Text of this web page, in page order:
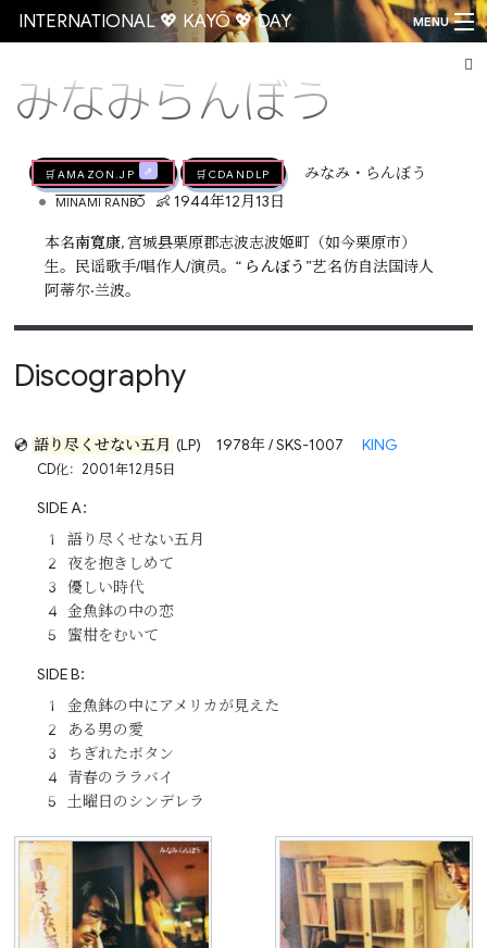
INTERNATIONAL 💖 KAYŌ 💖 DAY MENU
みなみらんぼう
🛒AMAZON.jp 🛒CDandLP みなみ・らんぼう
• MINAMI RANBŌ 👶 1944年12月13日
本名南寛康, 宫城县栗原郡志波志波姬町（如今栗原市）
生。民谣歌手/唱作人/演员。“ らんぼう ”艺名仿自法国诗人
阿蒂尔·兰波。
Discography
💿 語り尽くせない五月 (LP)1978年 / SKS-1007 KING
CD化：2001年12月5日
SIDE A：
語り尽くせない五月
夜を抱きしめて
優しい時代
金魚鉢の中の恋
蜜柑をむいて
SIDE B：
金魚鉢の中にアメリカが見えた
ある男の愛
ちぎれたボタン
青春のララバイ
土曜日のシンデレラ